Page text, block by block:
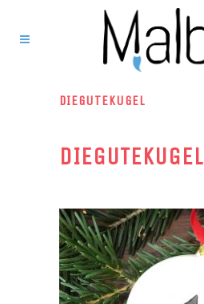
DIEGUTEKUGEL
DIEGUTEKUGEL